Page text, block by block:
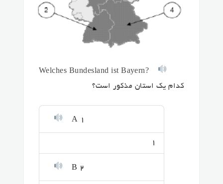
Welches Bundesland ist Bayern?
کدام یک استان مذکور است؟
A 1
1
B 2